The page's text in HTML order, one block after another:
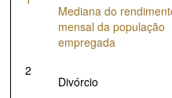
Mediana do
mensal da população
empregada
2
Divórcio